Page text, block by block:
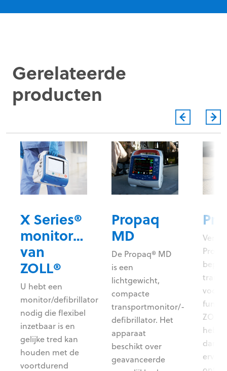
Gerelateerde
producten
X Series®
monitor/defibrillator
van
ZOLL®
U hebt een
monitor/defibrillator
nodig die flexibel
inzetbaar is en
gelijke tred kan
houden met de
voortdurend
Propaq
MD
De Propaq® MD
is een
lichtgewicht,
compacte
transportmonitor/-
defibrillator. Het
apparaat
beschikt over
geavanceerde
voor
dan